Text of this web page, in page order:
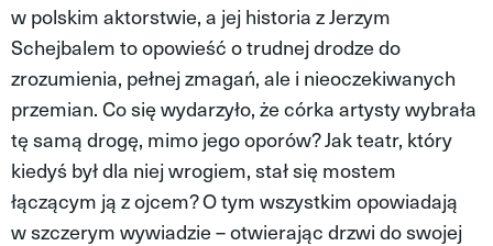
w polskim aktorstwie, a jej historia z Jerzym
Schejbalem to opowieść o trudnej drodze do
zrozumienia, pełnej zmagań, ale i nieoczekiwanych
przemian. Co się wydarzyło, że córka artysty wybrała
tę samą drogę, mimo jego oporów? Jak teatr, który
kiedyś był dla niej wrogiem, stał się mostem
łączącym ją z ojcem? O tym wszystkim opowiadają
w szczerym wywiadzie – otwierając drzwi do swojej